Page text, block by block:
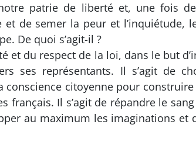
patrie de liberté et, une fois
de semer la peur et l’inquiétude,
De quoi s’agit-il ?
et du respect de la loi, dans le but
ses représentants. Il s’agit de
citoyenne pour
Il s’agit de répandre le
au maximum les imaginations et